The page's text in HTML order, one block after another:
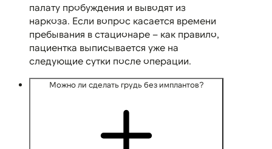
палату пробуждения и выводят из
наркоза. Если вопрос касается времени
пребывания в стационаре – как правило,
пациентка выписывается уже на
следующие сутки после операции.
Можно ли сделать грудь без имплантов?